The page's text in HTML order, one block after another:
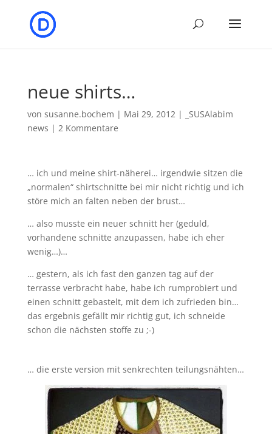
neue shirts…
von susanne.bochem | Mai 29, 2012|
_SUSAlabim
news | 2 Kommentare
… ich und meine shirt-näherei… irgendwie sitzen die
„normalen“ shirtschnitte bei mir nicht richtig und ich
störe mich an falten neben der brust…
… also musste ein neuer schnitt her (geduld,
vorhandene schnitte anzupassen, habe ich eher
wenig…)…
… gestern, als ich fast den ganzen tag auf der
terrasse verbracht habe, habe ich rumprobiert und
einen schnitt gebastelt, mit dem ich zufrieden bin…
das ergebnis gefällt mir richtig gut, ich schneide
schon die nächsten stoffe zu ;-)
… die erste version mit senkrechten teilungsnähten…